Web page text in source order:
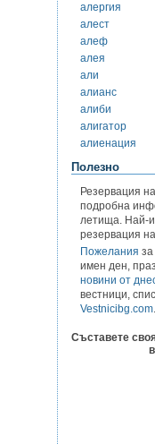
алергия
алест
алеф
алея
али
алианс
алиби
алигатор
алиенация
Полезно
Резервация на
подробна
летища. Най-
резервация
Пожелания
имен ден,
новини от
вестници,
Vestnicibg.com.
Съставете
в